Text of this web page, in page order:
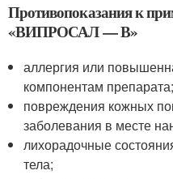
Противопоказания к
«ВИПРОСАЛ — В»
аллергия или
компонентам препарата;
повреждения кожных
заболевания в месте
лихорадочные
тела;